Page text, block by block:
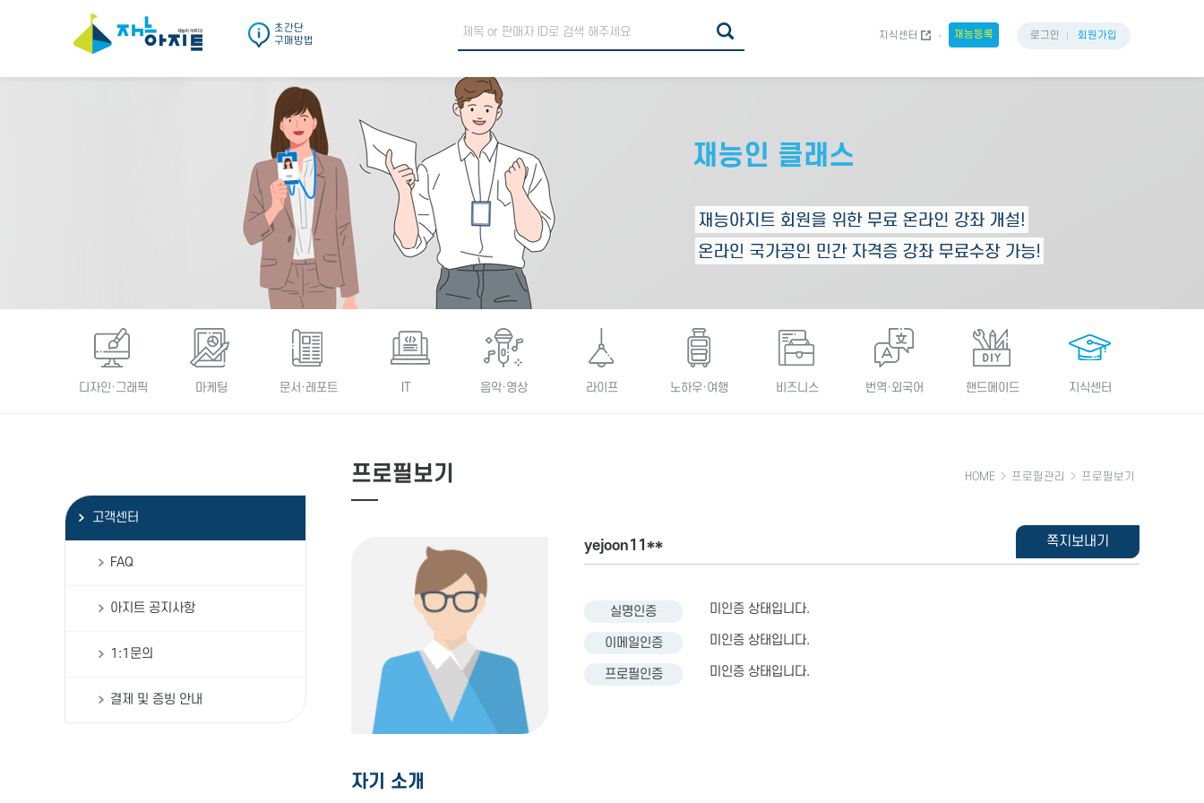
초간단
구매방법
지식센터 재능등록 로그인 회원가입
디자인·그래픽 마케팅 문서·레포트 음악·영상 라이프 노하우·여행 비즈니스 번역·외국어 핸드메이드 지식센터
고객센터
FAQ
아지트 공지사항
1:1문의
결제 및 증빙 안내
프로필보기 HOME 프로필관리 프로필보기
yejoon11** 쪽지보내기
실명인증 미인증 상태입니다.
이메일인증 미인증 상태입니다.
프로필인증 미인증 상태입니다.
자기 소개